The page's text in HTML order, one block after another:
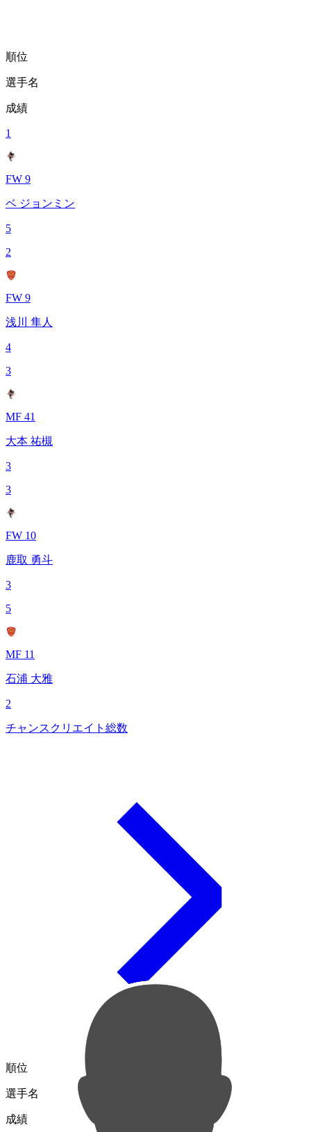
順位
選手名
成績
1
FW 9
ベ ジョンミン
5
2
FW 9
浅川 隼人
4
3
MF 41
大本 祐槻
3
3
FW 10
鹿取 勇斗
3
5
MF 11
石浦 大雅
2
チャンスクリエイト総数
順位
選手名
成績